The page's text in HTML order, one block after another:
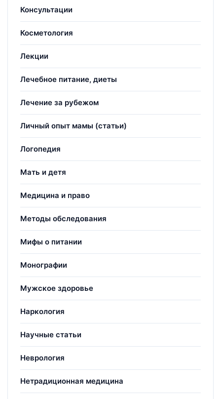
Консультации
Косметология
Лекции
Лечебное питание, диеты
Лечение за рубежом
Личный опыт мамы (статьи)
Логопедия
Мать и детя
Медицина и право
Методы обследования
Мифы о питании
Монографии
Мужское здоровье
Наркология
Научные статьи
Неврология
Нетрадиционная медицина